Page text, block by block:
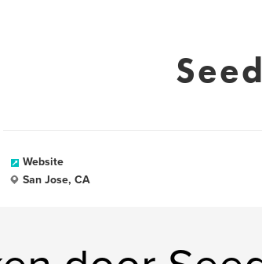
Website
San Jose, CA